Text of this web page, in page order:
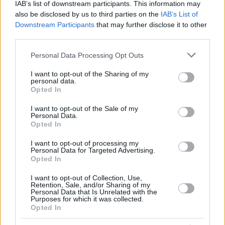
IAB’s list of downstream participants. This information may
also be disclosed by us to third parties on the IAB’s List of
Downstream Participants that may further disclose it to other
Please note that this website/app uses one or more Google
not limited to your visit or usage behaviour. You may click to
grant or deny consent to Google and its third-party tags to
use your data for below specified purposes in below Google
consent section.
Personal Data Processing Opt Outs
I want to opt-out of the Sharing of my
personal data.
Opted In
I want to opt-out of the Sale of my
Personal Data.
Opted In
I want to opt-out of processing my
Personal Data for Targeted Advertising.
Opted In
I want to opt-out of Collection, Use,
Retention, Sale, and/or Sharing of my
Personal Data that Is Unrelated with the
Purposes for which it was collected.
Opted In
Ευρωπαϊκό Πανεπιστήμιο Κύπρου: Ακαδημαϊκή Υπεροχή
με Παγκόσμια Εμβέλεια
Με σταθερή επένδυση στην καινοτομία, την
τεχνολογία και τη διασύνδεση με τη βιομηχανία, το
EUC έχει διαμορφώσει ένα διεθνές ακαδημαϊκό
16.04.2026, 09:51